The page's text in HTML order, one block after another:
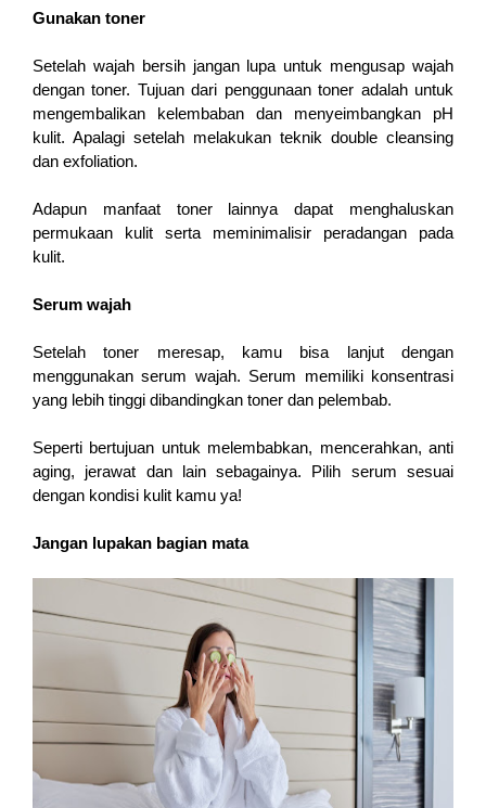
Gunakan toner
Setelah wajah bersih jangan lupa untuk mengusap wajah
dengan toner. Tujuan dari penggunaan toner adalah untuk
mengembalikan kelembaban dan menyeimbangkan pH
kulit. Apalagi setelah melakukan teknik double cleansing
dan exfoliation.
Adapun manfaat toner lainnya dapat menghaluskan
permukaan kulit serta meminimalisir peradangan pada
kulit.
Serum wajah
Setelah toner meresap, kamu bisa lanjut dengan
menggunakan serum wajah. Serum memiliki konsentrasi
yang lebih tinggi dibandingkan toner dan pelembab.
Seperti bertujuan untuk melembabkan, mencerahkan, anti
aging, jerawat dan lain sebagainya. Pilih serum sesuai
dengan kondisi kulit kamu ya!
Jangan lupakan bagian mata